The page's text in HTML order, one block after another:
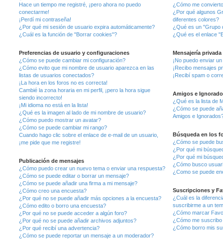
Hace un tiempo me registré, ¡pero ahora no puedo
conectarme!
¡Perdí mi contraseña!
¿Por qué mi sesión de usuario expira automáticamente?
¿Cuál es la función de "Borrar cookies"?
Preferencias de usuario y configuraciones
¿Cómo se puede cambiar mi configuración?
¿Cómo evito que mi nombre de usuario aparezca en las
listas de usuarios conectados?
¡La hora en los foros no es correcta!
Cambié la zona horaria en mi perfil, ¡pero la hora sigue
siendo incorrecto!
¡Mi idioma no está en la lista!
¿Qué es la imagen al lado de mi nombre de usuario?
¿Cómo puedo mostrar un avatar?
¿Cómo se puede cambiar mi rango?
Cuando hago clic sobre el enlace de e-mail de un usuario,
¡me pide que me registre!
Publicación de mensajes
¿Cómo puedo crear un nuevo tema o enviar una respuesta?
¿Cómo se puede editar o borrar un mensaje?
¿Cómo se puede añadir una firma a mi mensaje?
¿Cómo creo una encuesta?
¿Por qué no se puede añadir más opciones a la encuesta?
¿Cómo edito o borro una encuesta?
¿Por qué no se puede acceder a algún foro?
¿Por qué no se puede añadir archivos adjuntos?
¿Por qué recibí una advertencia?
¿Cómo se puede reportar un mensaje a un moderador?
¿Cómo me
¿Por qué algunos
diferentes colores?
¿Qué es un "Grupo
¿Qué es el enlace
Mensajería privada
¡No puedo enviar
¡Recibo mensajes
¡Recibí spam o
Amigos e
¿Qué es la lista de
¿Cómo se puede
Amigos e
Búsqueda en los
¿Cómo se puede
¿Por qué mi
¿Por qué mi
¿Cómo busco
¿Como se puede
Suscripciones y
¿Cuál es la
suscribirme a un
¿Cómo marcar
¿Cómo me
¿Cómo borro mis